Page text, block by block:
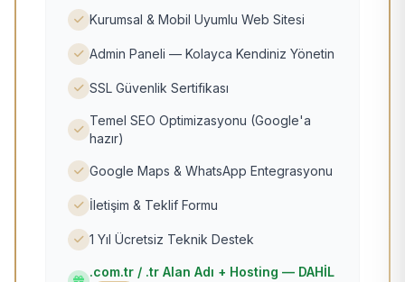
Kurumsal & Mobil Uyumlu Web Sitesi
Admin Paneli — Kolayca Kendiniz Yönetin
SSL Güvenlik Sertifikası
Temel SEO Optimizasyonu (Google'a
hazır)
Google Maps & WhatsApp Entegrasyonu
İletişim & Teklif Formu
1 Yıl Ücretsiz Teknik Destek
.com.tr / .tr Alan Adı + Hosting — DAHİL